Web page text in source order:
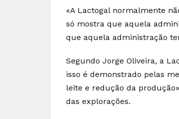
«A Lactogal normalmente
só mostra que aquela
que aquela administração
Segundo Jorge Oliveira, a
isso é demonstrado pelas
leite e redução da
das explorações.